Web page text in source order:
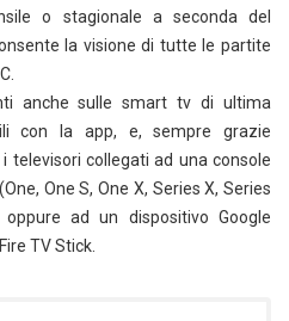
o stagionale a seconda del
la visione di tutte le partite
anche sulle smart tv di ultima
con la app, e, sempre grazie
televisori collegati ad una console
One S, One X, Series X, Series
oppure ad un dispositivo Google
TV Stick.